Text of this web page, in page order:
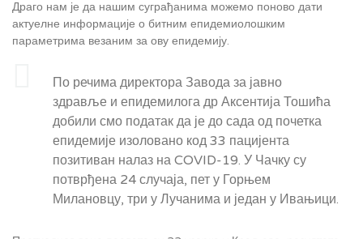
Драго нам је да нашим суграђанима можемо поново дати
актуелне информације о битним епидемиолошким
параметрима везаним за ову епидемију.
По речима директора Завода за јавно
здравље и епидемилога др Аксентија Тошића
добили смо податак да је до сада од почетка
епидемије изоловано код 33 пацијента
позитиван налаз на COVID-19. У Чачку су
потврђена 24 случаја, пет у Горњем
Милановцу, три у Лучанима и један у Ивањици.